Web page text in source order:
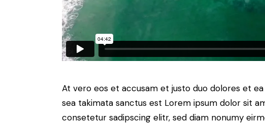
At vero eos et accusam et justo duo dolores et
sea takimata sanctus est Lorem ipsum dolor sit
consetetur sadipscing elitr, sed diam nonumy